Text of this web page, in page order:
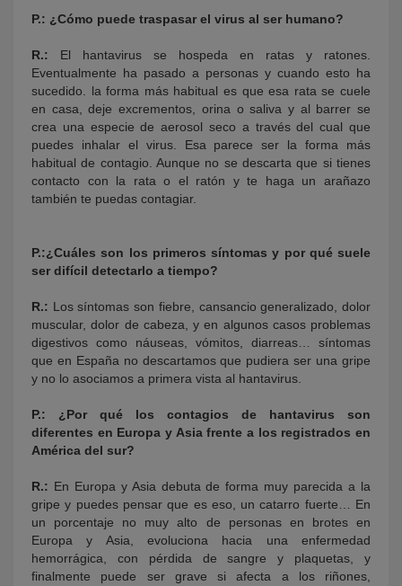
P.: ¿Cómo puede traspasar el virus al ser humano?
R.: El hantavirus se hospeda en ratas y ratones.
Eventualmente ha pasado a personas y cuando esto ha
sucedido. la forma más habitual es que esa rata se cuele
en casa, deje excrementos, orina o saliva y al barrer se
crea una especie de aerosol seco a través del cual que
puedes inhalar el virus. Esa parece ser la forma más
habitual de contagio. Aunque no se descarta que si tienes
contacto con la rata o el ratón y te haga un arañazo
también te puedas contagiar.
P.:¿Cuáles son los primeros síntomas y por qué suele
ser difícil detectarlo a tiempo?
R.: Los síntomas son fiebre, cansancio generalizado, dolor
muscular, dolor de cabeza, y en algunos casos problemas
digestivos como náuseas, vómitos, diarreas… síntomas
que en España no descartamos que pudiera ser una gripe
y no lo asociamos a primera vista al hantavirus.
P.: ¿Por qué los contagios de hantavirus son
diferentes en Europa y Asia frente a los registrados en
América del sur?
R.: En Europa y Asia debuta de forma muy parecida a la
gripe y puedes pensar que es eso, un catarro fuerte… En
un porcentaje no muy alto de personas en brotes en
Europa y Asia, evoluciona hacia una enfermedad
hemorrágica, con pérdida de sangre y plaquetas, y
finalmente puede ser grave si afecta a los riñones,